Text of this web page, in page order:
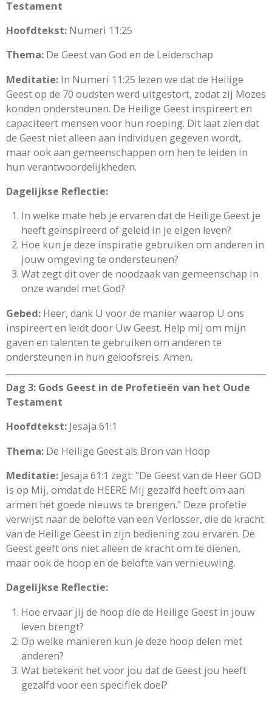
Testament
Hoofdtekst: Numeri 11:25
Thema: De Geest van God en de Leiderschap
Meditatie: In Numeri 11:25 lezen we dat de Heilige
Geest op de 70 oudsten werd uitgestort, zodat zij Mozes
konden ondersteunen. De Heilige Geest inspireert en
capaciteert mensen voor hun roeping. Dit laat zien dat
de Geest niet alleen aan individuen gegeven wordt,
maar ook aan gemeenschappen om hen te leiden in
hun verantwoordelijkheden.
Dagelijkse Reflectie:
In welke mate heb je ervaren dat de Heilige Geest je
heeft geïnspireerd of geleid in je eigen leven?
Hoe kun je deze inspiratie gebruiken om anderen in
jouw omgeving te ondersteunen?
Wat zegt dit over de noodzaak van gemeenschap in
onze wandel met God?
Gebed: Heer, dank U voor de manier waarop U ons
inspireert en leidt door Uw Geest. Help mij om mijn
gaven en talenten te gebruiken om anderen te
ondersteunen in hun geloofsreis. Amen.
Dag 3: Gods Geest in de Profetieën van het Oude
Testament
Hoofdtekst: Jesaja 61:1
Thema: De Heilige Geest als Bron van Hoop
Meditatie: Jesaja 61:1 zegt: "De Geest van de Heer GOD
is op Mij, omdat de HEERE Mij gezalfd heeft om aan
armen het goede nieuws te brengen." Deze profetie
verwijst naar de belofte van een Verlosser, die de kracht
van de Heilige Geest in zijn bediening zou ervaren. De
Geest geeft ons niet alleen de kracht om te dienen,
maar ook de hoop en de belofte van vernieuwing.
Dagelijkse Reflectie:
Hoe ervaar jij de hoop die de Heilige Geest in jouw
leven brengt?
Op welke manieren kun je deze hoop delen met
anderen?
Wat betekent het voor jou dat de Geest jou heeft
gezalfd voor een specifiek doel?